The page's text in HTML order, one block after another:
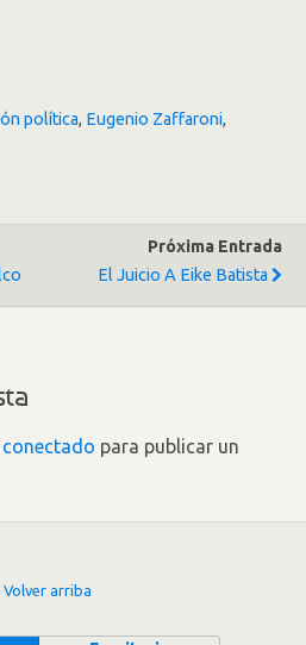
política, Eugenio Zaffaroni,
Próxima Entrada
El Juicio A Eike Batista
conectado para publicar un
Volver arriba